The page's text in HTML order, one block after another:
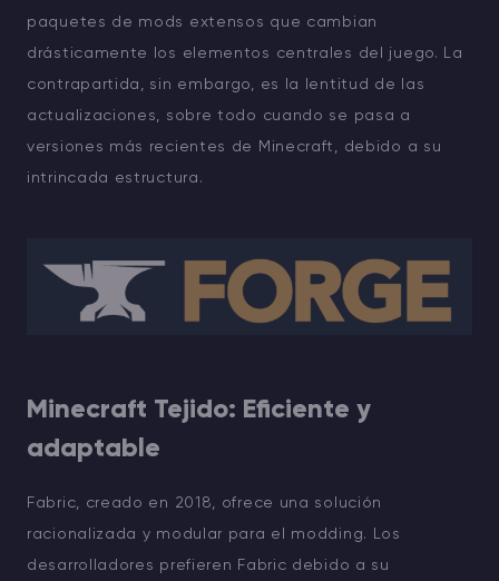
paquetes de mods extensos que cambian
drásticamente los elementos centrales del juego. La
contrapartida, sin embargo, es la lentitud de las
actualizaciones, sobre todo cuando se pasa a
versiones más recientes de Minecraft, debido a su
intrincada estructura.
Minecraft Tejido: Eficiente y
adaptable
Fabric, creado en 2018, ofrece una solución
racionalizada y modular para el modding. Los
desarrolladores prefieren Fabric debido a su